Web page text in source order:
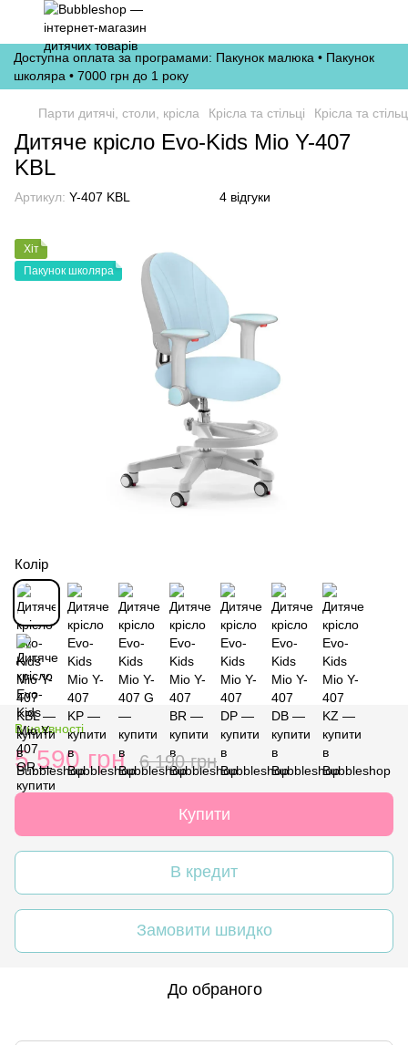
Доступна оплата за програмами: Пакунок малюка • Пакунок
школяра • 7000 грн до 1 року
Парти дитячі, столи, крісла Крісла та стільці Крісла та
Дитяче крісло Evo-Kids Mio Y-407
KBL
Артикул: Y-407 KBL 4 відгуки
Хіт
Пакунок школяра
Колір
В наявності
5 590 грн 6 190 грн
Купити
В кредит
Замовити швидко
До обраного